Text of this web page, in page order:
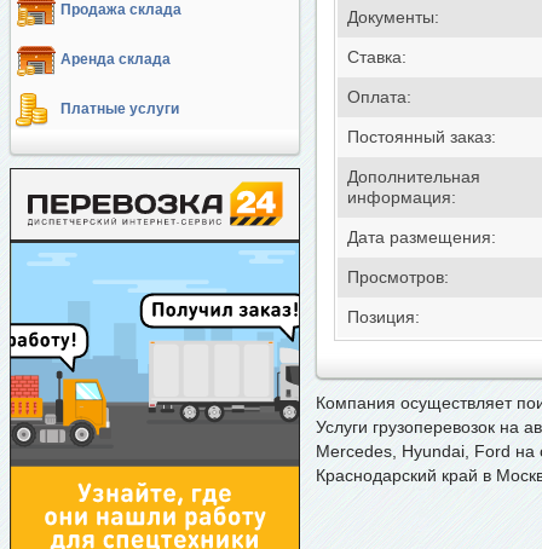
Продажа склада
Аренда склада
Платные услуги
Документы:
Ставка:
Оплата:
Постоянный заказ:
Дополнительная
информация:
Дата размещения:
Просмотров:
Позиция:
Компания осуществляет
Услуги грузоперевозок на
Mercedes, Hyundai, Ford на
Краснодарский край в